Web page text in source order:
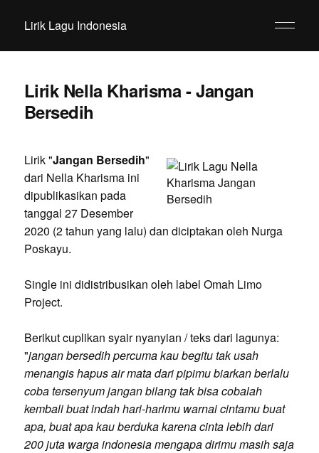
Lirik Lagu Indonesia
Lirik Nella Kharisma - Jangan
Bersedih
Lirik "Jangan Bersedih"
dari Nella Kharisma ini
dipublikasikan pada
tanggal 27 Desember
2020 (2 tahun yang lalu) dan diciptakan oleh Nurga
Poskayu.
Single ini didistribusikan oleh label Omah Limo
Project.
Berikut cuplikan syair nyanyian / teks dari lagunya:
"jangan bersedih percuma kau begitu tak usah
menangis hapus air mata dari pipimu biarkan berlalu
coba tersenyum jangan bilang tak bisa cobalah
kembali buat indah hari-harimu warnai cintamu buat
apa, buat apa kau berduka karena cinta lebih dari
200 juta warga indonesia mengapa dirimu masih saja